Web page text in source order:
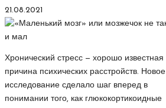
21.08.2021
Хронический стресс — хорошо известная
причина психических расстройств. Новое
исследование сделало шаг вперед в
понимании того, как глюкокортикоидные